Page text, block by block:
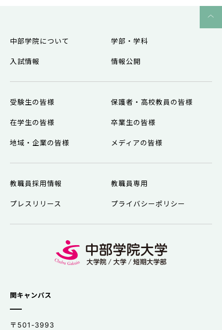
関キャンパス
〒501-3993
中部学院について 学部・学科
入試情報 情報公開
受験生の皆様 保護者・高校教員の皆様
在学生の皆様 卒業生の皆様
地域・企業の皆様 メディアの皆様
教職員採用情報 教職員専用
プレスリリース プライバシーポリシー